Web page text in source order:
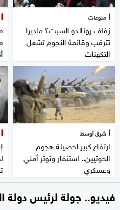
منوعات
زفاف رونالدو السبت؟ ماديرا
تترقب وقائمة النجوم تشعل
التكهنات
شرق أوسط
ارتفاع كبير لحصيلة هجوم
الحوثيين.. استنفار وتوتر أمني
وعسكري
فيديو.. جولة لرئيس دولة